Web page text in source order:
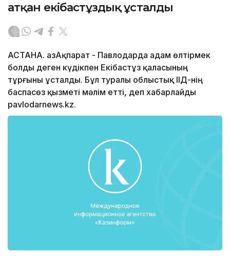
атқан екібастұздық ұсталды
АСТАНА. ҚазАқпарат - Павлодарда адам өлтірмек
болды деген күдікпен Екібастұз қаласының
тұрғыны ұсталды. Бұл туралы облыстық ІІД-нің
баспасөз қызметі мәлім етті, деп хабарлайды
pavlodarnews.kz.